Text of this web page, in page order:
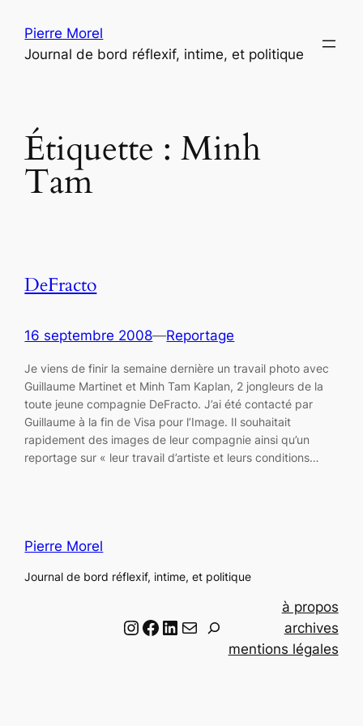
contenu
Pierre Morel
Journal de bord réflexif, intime, et politique
Étiquette :Minh
Tam
DeFracto
16 septembre 2008—Reportage
Je viens de finir la semaine dernière un travail photo avec
Guillaume Martinet et Minh Tam Kaplan, 2 jongleurs de la
toute jeune compagnie DeFracto. J’ai été contacté par
Guillaume à la fin de Visa pour l’Image. Il souhaitait
rapidement des images de leur compagnie ainsi qu’un
reportage sur « leur travail d’artiste et leurs conditions…
Pierre Morel
Journal de bord réflexif, intime, et politique
Instagram Facebook LinkedIn Email
à propos
archives
mentions légales